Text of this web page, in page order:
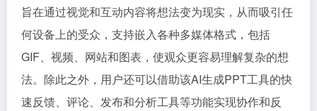
旨在通过视觉和互动内容将想法变为现实，从而吸引任
何设备上的受众，支持嵌入各种多媒体格式，包括
GIF、视频、网站和图表，使观众更容易理解复杂的想
法。除此之外，用户还可以借助该AI生成PPT工具的快
速反馈、评论、发布和分析工具等功能实现协作和反